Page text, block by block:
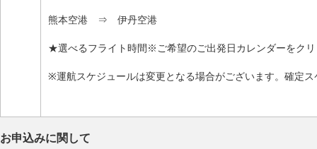
熊本空港 ⇒ 伊丹空港
★選べるフライト時間※ご希望のご出発日カレンダーをク
※運航スケジュールは変更となる場合がございます。確定
お申込みに関して